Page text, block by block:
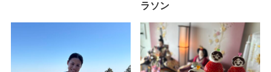
ラソン